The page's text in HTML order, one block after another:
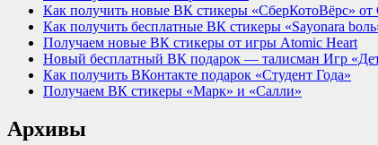
Как получить новые ВК стикеры «СберКотоВёрс» от
Как получить бесплатные ВК стикеры «Sayonara
Получаем новые ВК стикеры от игры Atomic Heart
Новый бесплатный ВК подарок — талисман Игр
Как получить ВКонтакте подарок «Студент Года»
Получаем ВК стикеры «Марк» и «Салли»
Архивы